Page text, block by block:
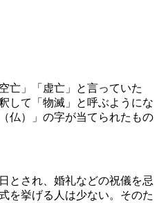
亡」「虚亡」と言っていた
して「物滅」と呼ぶようにな
仏）」の字が当てられたもの
とされ、婚礼などの祝儀を忌
を挙げる人は少ない。そのた